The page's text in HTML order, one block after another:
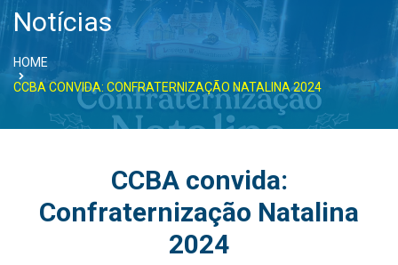
Notícias
HOME
CCBA CONVIDA: CONFRATERNIZAÇÃO NATALINA 2024
CCBA convida:
Confraternização Natalina
2024